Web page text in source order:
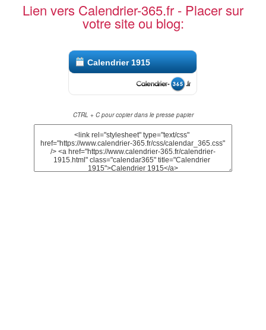
Lien vers Calendrier-365.fr - Placer sur
votre site ou blog:
Calendrier 1915
CTRL + C pour copier dans le presse papier